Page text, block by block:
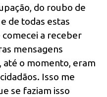
do roubo de
de todas estas
a receber
mensagens
até o momento, eram
Isso me
se faziam isso